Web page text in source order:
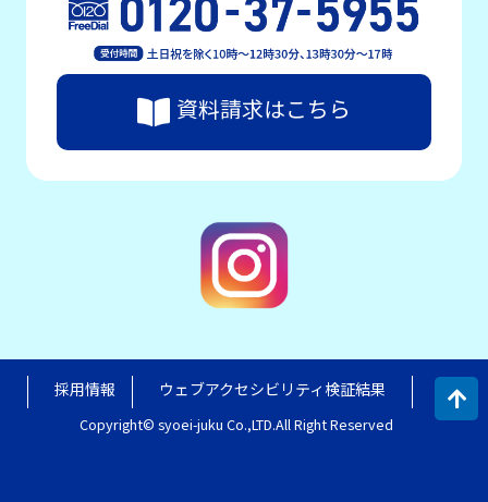
資料請求はこちら
採用情報 ウェブアクセシビリティ検証結果
Copyright© syoei-juku Co.,LTD.All Right Reserved